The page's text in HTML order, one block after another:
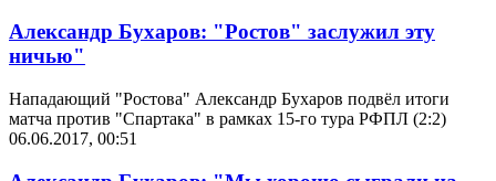
Александр Бухаров: "Ростов" заслужил эту
ничью"
Нападающий "Ростова" Александр Бухаров подвёл итоги
матча против "Спартака" в рамках 15-го тура РФПЛ (2:2)
06.06.2017, 00:51